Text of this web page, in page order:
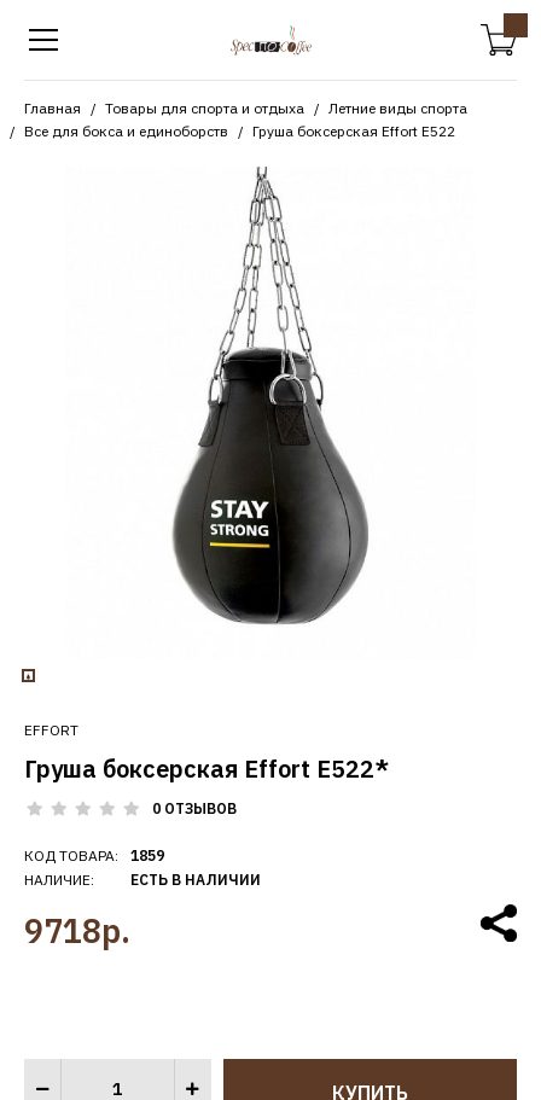
Главная Товары для спорта и отдыха
Летние виды спорта
Все для бокса и единоборств
Груша боксерская Effort Е522
EFFORT
Груша боксерская Effort Е522*
0 ОТЗЫВОВ
КОД ТОВАРА:
НАЛИЧИЕ:
1859
ЕСТЬ В НАЛИЧИИ
9718р.